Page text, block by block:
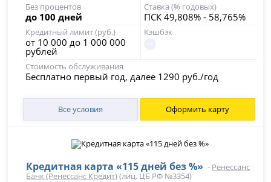
Без процентов
до 100 дней
Ставка (% годовых)
ПСК 49,808% - 58,765%
Кредитный лимит (руб.)
от 10 000 до 1 000 000
рублей
Кэшбэк
Стоимость обслуживания
Бесплатно первый год, далее 1290 руб./год
Все условия Оформить карту
Кредитная карта «115 дней без %» - Ренессанс
Банк (Ренессанс Кредит)(лиц. ЦБ РФ №3354)